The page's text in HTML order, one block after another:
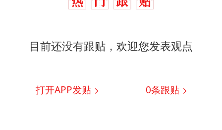
目前还没有跟贴，欢迎您发表观点
打开APP发贴 0条跟贴